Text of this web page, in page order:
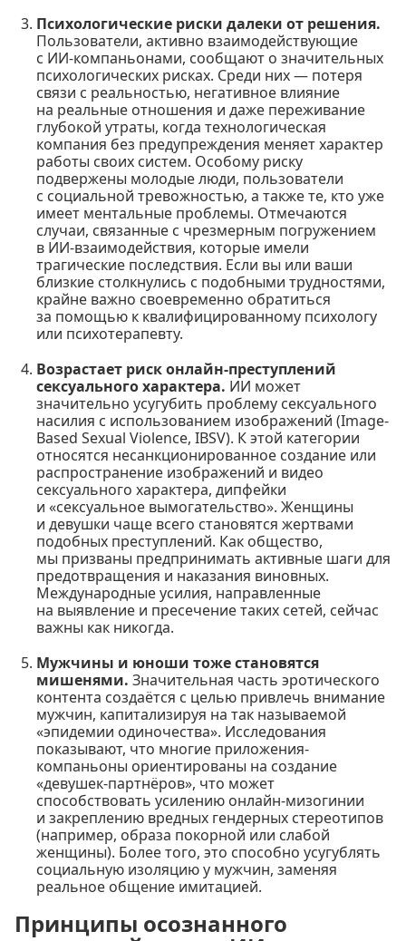
Психологические риски далеки от решения.
Пользователи, активно взаимодействующие
с ИИ-компаньонами, сообщают о значительных
психологических рисках. Среди них — потеря
связи с реальностью, негативное влияние
на реальные отношения и даже переживание
глубокой утраты, когда технологическая
компания без предупреждения меняет характер
работы своих систем. Особому риску
подвержены молодые люди, пользователи
с социальной тревожностью, а также те, кто уже
имеет ментальные проблемы. Отмечаются
случаи, связанные с чрезмерным погружением
в ИИ-взаимодействия, которые имели
трагические последствия. Если вы или ваши
близкие столкнулись с подобными трудностями,
крайне важно своевременно обратиться
за помощью к квалифицированному психологу
или психотерапевту.
Возрастает риск онлайн-преступлений
сексуального характера. ИИ может
значительно усугубить проблему сексуального
насилия с использованием изображений (Image-
Based Sexual Violence, IBSV). К этой категории
относятся несанкционированное создание или
распространение изображений и видео
сексуального характера, дипфейки
и «сексуальное вымогательство». Женщины
и девушки чаще всего становятся жертвами
подобных преступлений. Как общество,
мы призваны предпринимать активные шаги для
предотвращения и наказания виновных.
Международные усилия, направленные
на выявление и пресечение таких сетей, сейчас
важны как никогда.
Мужчины и юноши тоже становятся
мишенями. Значительная часть эротического
контента создаётся с целью привлечь внимание
мужчин, капитализируя на так называемой
«эпидемии одиночества». Исследования
показывают, что многие приложения-
компаньоны ориентированы на создание
«девушек-партнёров», что может
способствовать усилению онлайн-мизогинии
и закреплению вредных гендерных стереотипов
(например, образа покорной или слабой
женщины). Более того, это способно усугублять
социальную изоляцию у мужчин, заменяя
реальное общение имитацией.
Принципы осознанного